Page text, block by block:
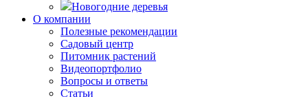
Новогодние деревья
О компании
Полезные рекомендации
Садовый центр
Питомник растений
Видеопортфолио
Вопросы и ответы
Статьи